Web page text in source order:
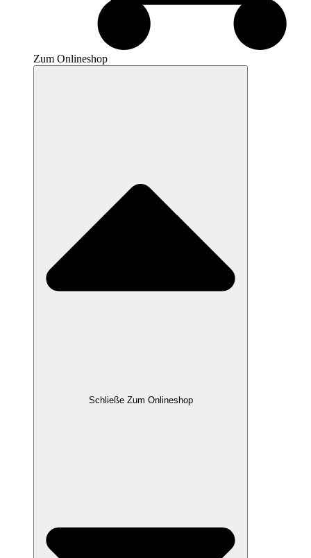
Zum Onlineshop
Schließe Zum Onlineshop